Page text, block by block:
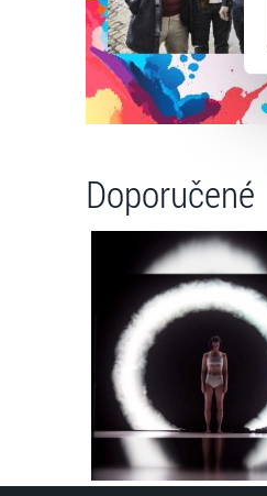
Doporučené